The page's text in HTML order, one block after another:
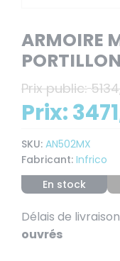
ARMOIRE
Prix public:
Prix:
SKU: AN502MX
Fabricant: Infrico
En stock
Délais de
ouvrés